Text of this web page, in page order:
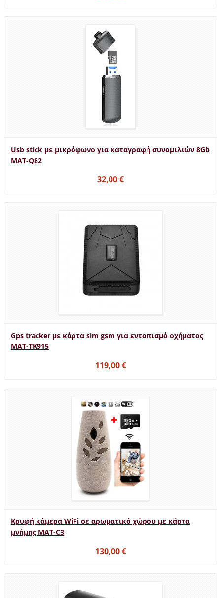
Usb stick με μικρόφωνο για καταγραφή συνομιλιών 8Gb
MAT-Q82
32,00 €
Gps tracker με κάρτα sim gsm για εντοπισμό οχήματος
MAT-TK915
119,00 €
Κρυφή κάμερα WiFi σε αρωματικό χώρου με κάρτα
μνήμης MAT-C3
130,00 €